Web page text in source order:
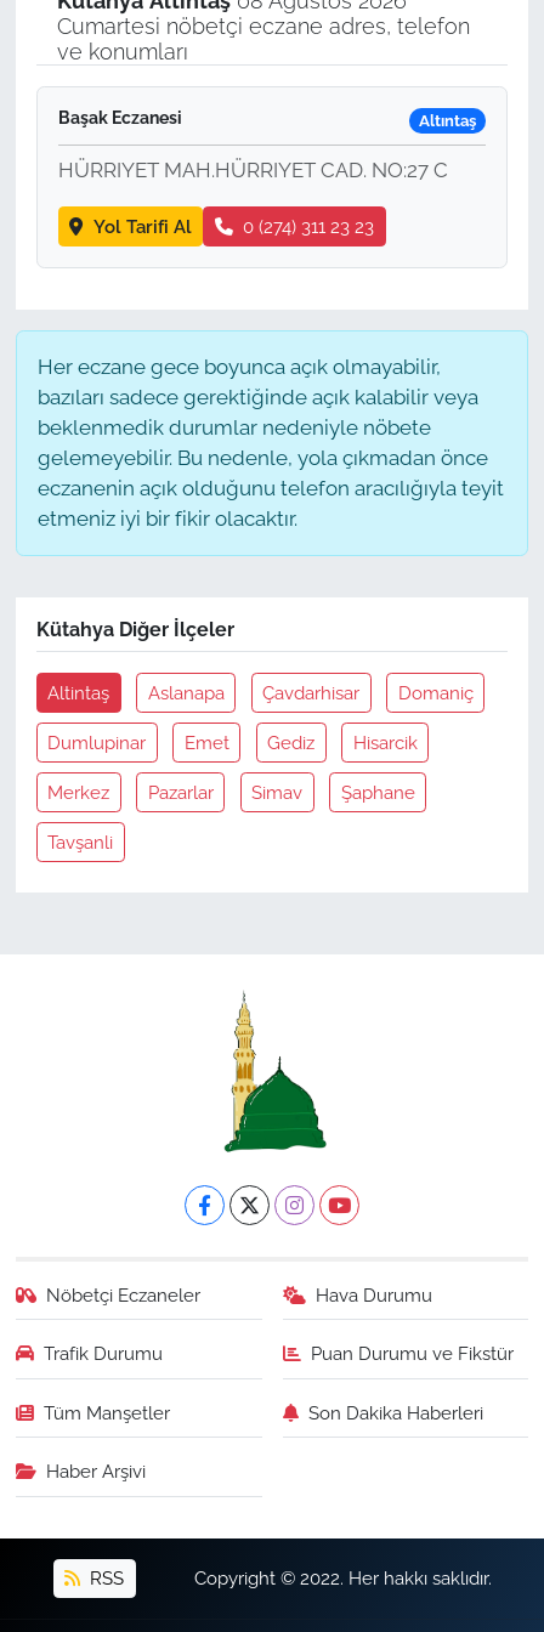
Cumartesi nöbetçi eczane adres, telefon
ve konumları
Başak Eczanesi Altıntaş
HÜRRIYET MAH.HÜRRIYET CAD. NO:27 C
Yol Tarifi Al 0 (274) 311 23 23
Her eczane gece boyunca açık olmayabilir,
bazıları sadece gerektiğinde açık kalabilir veya
beklenmedik durumlar nedeniyle nöbete
gelemeyebilir. Bu nedenle, yola çıkmadan önce
eczanenin açık olduğunu telefon aracılığıyla teyit
etmeniz iyi bir fikir olacaktır.
Kütahya Diğer İlçeler
Altintaş Aslanapa Çavdarhisar Domaniç
Dumlupinar Emet Gediz Hisarcik
Merkez Pazarlar Simav Şaphane
Tavşanli
Nöbetçi Eczaneler Hava Durumu
Trafik Durumu Puan Durumu ve Fikstür
Tüm Manşetler Son Dakika Haberleri
Haber Arşivi
RSS Copyright © 2022. Her hakkı saklıdır.